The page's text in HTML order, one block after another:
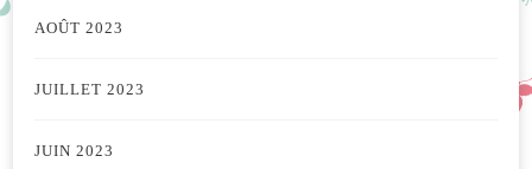
AOÛT 2023
JUILLET 2023
JUIN 2023